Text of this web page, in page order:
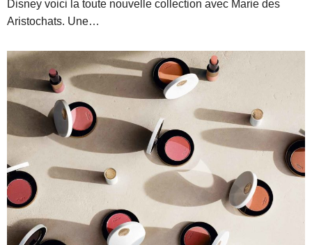
Disney voici la toute nouvelle collection avec Marie des
Aristochats. Une…